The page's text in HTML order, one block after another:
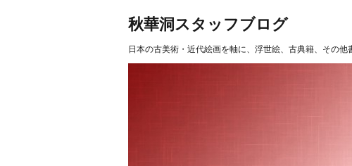
秋華洞スタッフブログ
日本の古美術・近代絵画を軸に、浮世絵、古典籍、その他